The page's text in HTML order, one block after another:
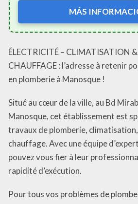
MÁS
ÉLECTRICITÉ – CLIMATISATION
CHAUFFAGE : l’adresse à retenir
en plomberie à Manosque !
Situé au cœur de la ville, au Bd
Manosque, cet établissement est
travaux de plomberie,
chauffage. Avec une équipe
pouvez vous fier à leur
rapidité d’exécution.
Pour tous vos problèmes de